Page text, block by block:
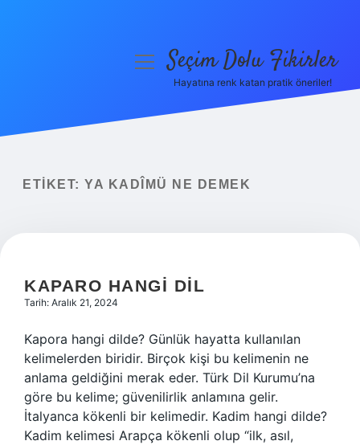
Yasal Uyarı
menüyüSeçim Dolu Fikirler
Hayatına renk katan pratik öneriler!
ETIKET: YA KADÎMÜ NE DEMEK
KAPARO HANGI DIL
Tarih: Aralık 21, 2024
Kapora hangi dilde? Günlük hayatta kullanılan
kelimelerden biridir. Birçok kişi bu kelimenin ne
anlama geldiğini merak eder. Türk Dil Kurumu’na
göre bu kelime; güvenilirlik anlamına gelir.
İtalyanca kökenli bir kelimedir. Kadim hangi dilde?
Kadim kelimesi Arapça kökenli olup “ilk, asıl,